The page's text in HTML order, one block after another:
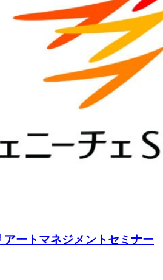
アートマネジメントセミナー